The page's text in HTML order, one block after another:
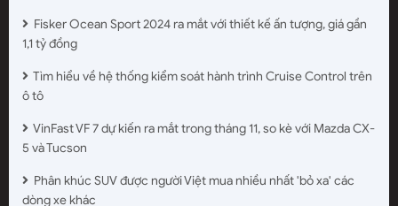
Fisker Ocean Sport 2024 ra mắt với thiết kế ấn tượng, giá gần
1,1 tỷ đồng
Tìm hiểu về hệ thống kiểm soát hành trình Cruise Control trên
ô tô
VinFast VF 7 dự kiến ra mắt trong tháng 11, so kè với Mazda CX-
5 và Tucson
Phân khúc SUV được người Việt mua nhiều nhất 'bỏ xa' các
dòng xe khác